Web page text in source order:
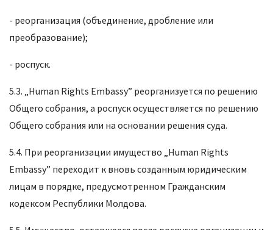
- реорганизация (объединение, дробление или
преобразование);
- роспуск.
5.3. „Human Rights Embassy” реорганизуется по решению
Общего собрания, а роспуск осуществляется по решению
Общего собрания или на основании решения суда.
5.4. При реорганизации имущество „Human Rights
Embassy” переходит к вновь созданным юридическим
лицам в порядке, предусмотренном Гражданским
кодексом Республики Молдова.